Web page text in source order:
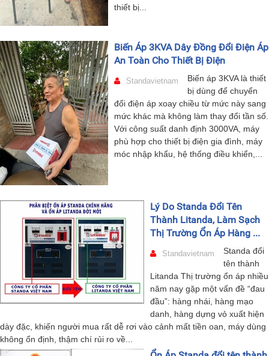
thiết bị...
Biến Áp 3KVA Dây Đồng Đổi Điện Áp
An Toàn Cho Thiết Bị Điện
Standavietnam
Biến áp 3KVA là thiết
bị dùng để chuyển
đổi điện áp xoay chiều từ mức này sang
mức khác mà không làm thay đổi tần số.
Với công suất danh định 3000VA, máy
phù hợp cho thiết bị điện gia đình, máy
móc nhập khẩu, hệ thống điều khiển,...
Lý Do Standa Đổi Tên
Thành Litanda, Làm Sạch
Thị Trường Ổn Áp Hàng ...
Standavietnam
Standa đổi
tên thành
Litanda Thị trường ổn áp nhiều
năm nay gặp một vấn đề “đau
đầu”: hàng nhái, hàng mạo
danh, hàng dựng vỏ xuất hiện
dày đặc, khiến người mua rất dễ rơi vào cảnh mất tiền oan, máy dùng
không ổn định, thậm chí rủi ro về...